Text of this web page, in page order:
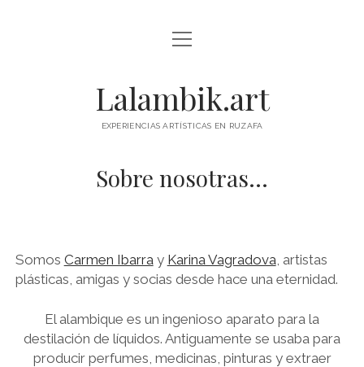
INICIO
TALLERES ARTÍSTICOS EN ALTEA: ACUARELA, CIANOTIPIA, SUMI-
E, GYOTAKU
ASISTE CUANDO QUIERAS Y MEJORA TU TÉCNICA
YOGA EN LALAMBIK
TALLER DE DIBUJO AL NATURAL
INTRODUCCIÓN A LA FIGURA HUMANA
TALLER DE ARTE PARA NIÑAS Y NIÑOS
SOBRE NOSOTRAS
POLÍTICA DE PRIVACIDAD
ESPAÑOL
abrir
menú
Lalambik.art
EXPERIENCIAS ARTÍSTICAS EN RUZAFA
Sobre nosotras…
Somos Carmen Ibarray Karina Vagradova, artistas
plásticas, amigas y socias desde hace una eternidad.
El alambique es un ingenioso aparato para la
destilación de líquidos. Antiguamente se usaba para
producir perfumes, medicinas, pinturas y extraer